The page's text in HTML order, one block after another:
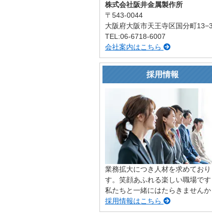
株式会社阪井金属製作所
〒543-0044
大阪府大阪市天王寺区国分町13−3
TEL:06-6718-6007
会社案内はこちら
採用情報
業務拡大につき人材を求めており
す。笑顔あふれる楽しい職場です
私たちと一緒にはたらきませんか
採用情報はこちら